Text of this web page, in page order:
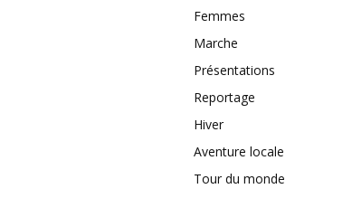
Femmes
Marche
Présentations
Reportage
Hiver
Aventure locale
Tour du monde